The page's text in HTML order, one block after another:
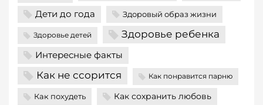
Дети до года Здоровый образ жизни
Здоровье детей Здоровье ребенка
Интересные факты
Как не ссорится Как понравится парню
Как похудеть Как сохранить любовь